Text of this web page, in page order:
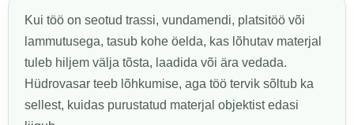
Kui töö on seotud trassi, vundamendi, platsitöö või
lammutusega, tasub kohe öelda, kas lõhutav materjal
tuleb hiljem välja tõsta, laadida või ära vedada.
Hüdrovasar teeb lõhkumise, aga töö tervik sõltub ka
sellest, kuidas purustatud materjal objektist edasi